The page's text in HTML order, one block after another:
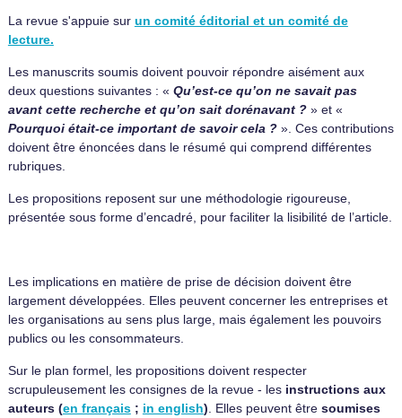
La revue s'appuie sur un comité éditorial et un comité de
lecture.
Les manuscrits soumis doivent pouvoir répondre aisément aux
deux questions suivantes : « Qu’est-ce qu’on ne savait pas
avant cette recherche et qu’on sait dorénavant ?» et «
Pourquoi était-ce important de savoir cela ? ». Ces contributions
doivent être énoncées dans le résumé qui comprend différentes
rubriques.
Les propositions reposent sur une méthodologie rigoureuse,
présentée sous forme d’encadré, pour faciliter la lisibilité de l’article.
Les implications en matière de prise de décision doivent être
largement développées. Elles peuvent concerner les entreprises et
les organisations au sens plus large, mais également les pouvoirs
publics ou les consommateurs.
Sur le plan formel, les propositions doivent respecter
scrupuleusement les consignes de la revue - lesinstructions aux
auteurs (en français; in english) . Elles peuvent être soumises